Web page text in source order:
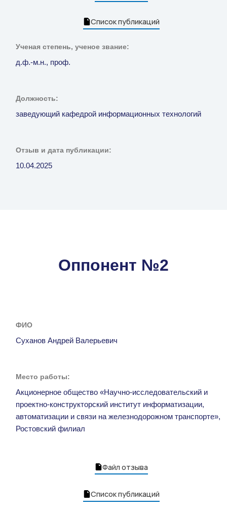
Список публикаций
Ученая степень, ученое звание:
д.ф.-м.н., проф.
Должность:
заведующий кафедрой информационных технологий
Отзыв и дата публикации:
10.04.2025
Оппонент №2
ФИО
Суханов Андрей Валерьевич
Место работы:
Акционерное общество «Научно-исследовательский и
проектно-конструкторский институт информатизации,
автоматизации и связи на железнодорожном транспорте»,
Ростовский филиал
Файл отзыва
Список публикаций